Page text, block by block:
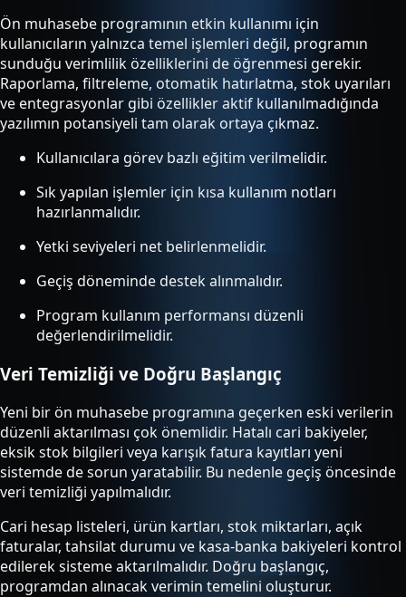
Ön muhasebe programının etkin kullanımı için
kullanıcıların yalnızca temel işlemleri değil, programın
sunduğu verimlilik özelliklerini de öğrenmesi gerekir.
Raporlama, filtreleme, otomatik hatırlatma, stok uyarıları
ve entegrasyonlar gibi özellikler aktif kullanılmadığında
yazılımın potansiyeli tam olarak ortaya çıkmaz.
Kullanıcılara görev bazlı eğitim verilmelidir.
Sık yapılan işlemler için kısa kullanım notları
hazırlanmalıdır.
Yetki seviyeleri net belirlenmelidir.
Geçiş döneminde destek alınmalıdır.
Program kullanım performansı düzenli
değerlendirilmelidir.
Veri Temizliği ve Doğru Başlangıç
Yeni bir ön muhasebe programına geçerken eski verilerin
düzenli aktarılması çok önemlidir. Hatalı cari bakiyeler,
eksik stok bilgileri veya karışık fatura kayıtları yeni
sistemde de sorun yaratabilir. Bu nedenle geçiş öncesinde
veri temizliği yapılmalıdır.
Cari hesap listeleri, ürün kartları, stok miktarları, açık
faturalar, tahsilat durumu ve kasa-banka bakiyeleri kontrol
edilerek sisteme aktarılmalıdır. Doğru başlangıç,
programdan alınacak verimin temelini oluşturur.